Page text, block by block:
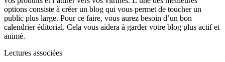
options consiste à créer un blog qui vous permet de toucher un
public plus large. Pour ce faire, vous aurez besoin d’un bon
calendrier éditorial. Cela vous aidera à garder votre blog plus actif et
animé.
Lectures associées